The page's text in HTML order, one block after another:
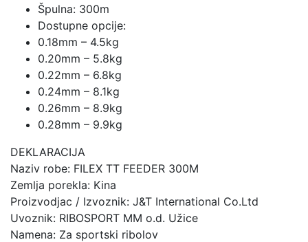
Špulna: 300m
Dostupne opcije:
0.18mm – 4.5kg
0.20mm – 5.8kg
0.22mm – 6.8kg
0.24mm – 8.1kg
0.26mm – 8.9kg
0.28mm – 9.9kg
DEKLARACIJA
Naziv robe: FILEX TT FEEDER 300M
Zemlja porekla: Kina
Proizvodjac / Izvoznik: J&T International Co.Ltd
Uvoznik: RIBOSPORT MM o.d. Užice
Namena: Za sportski ribolov